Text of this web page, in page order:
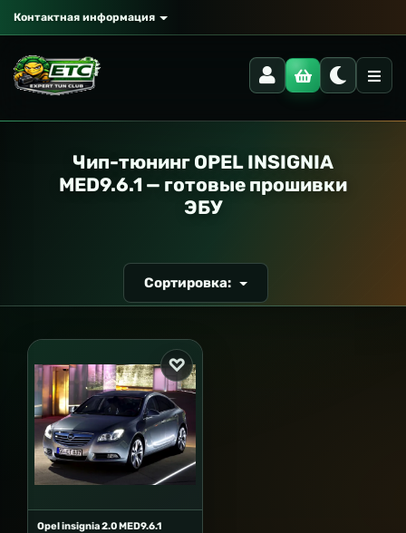
Контактная информация
Чип-тюнинг OPEL INSIGNIA
MED9.6.1 — готовые прошивки
ЭБУ
Сортировка:
Opel insignia 2.0 MED9.6.1